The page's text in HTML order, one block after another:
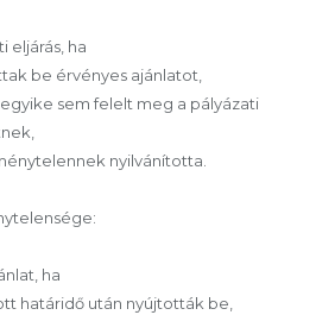
eljárás, ha
be érvényes ajánlatot,
sem felelt meg a pályázati
nyilvánította.
ha
határidő után nyújtották be,